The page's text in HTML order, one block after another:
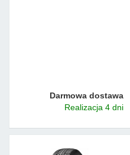
Darmowa dostawa
Realizacja 4 dni